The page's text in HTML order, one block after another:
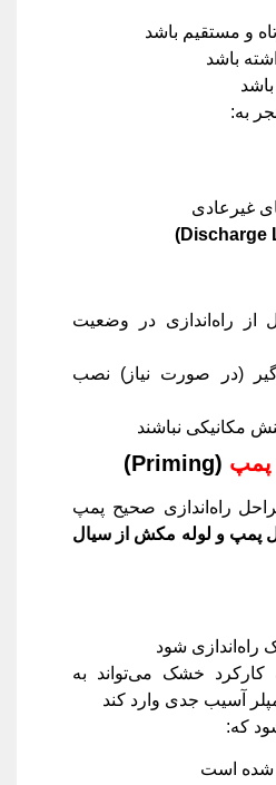
و مستقیم باشد
باشد
به:
غیرعادی
از راه‌اندازی در وضعیت
(در صورت نیاز) نصب
مکانیکی نباشند
پمپ (Priming)
راه‌اندازی صحیح پمپ
پمپ و لوله مکش از سیال
راه‌اندازی شود
کارکرد خشک می‌تواند به
آسیب جدی وارد کند
که:
شده است